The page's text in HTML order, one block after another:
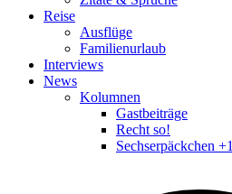
Reise
Ausflüge
Familienurlaub
Interviews
News
Kolumnen
Gastbeiträge
Recht so!
Sechserpäckchen +1